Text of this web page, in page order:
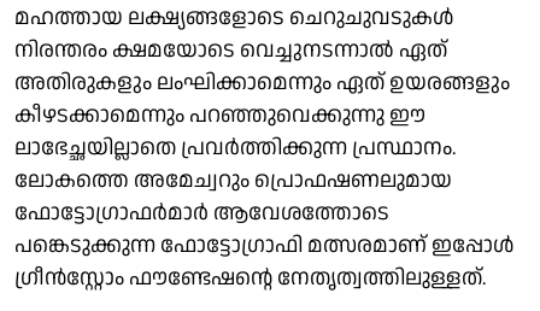
മഹത്തായ ലക്ഷ്യങ്ങളോടെ ചെറുചുവടുകള്‍
നിരന്തരം ക്ഷമയോടെ വെച്ചുനടന്നാല്‍ ഏത്
അതിരുകളും ലംഘിക്കാമെന്നും ഏത് ഉയരങ്ങളും
കീഴടക്കാമെന്നും പറഞ്ഞുവെക്കുന്നു ഈ
ലാഭേച്ഛയില്ലാതെ പ്രവര്‍ത്തിക്കുന്ന പ്രസ്ഥാനം.
ലോകത്തെ അമേച്വറും പ്രൊഫഷണലുമായ
ഫോട്ടോഗ്രാഫര്‍മാര്‍ ആവേശത്തോടെ
പങ്കെടുക്കുന്ന ഫോട്ടോഗ്രാഫി മത്സരമാണ് ഇപ്പോള്‍
ഗ്രീന്‍സ്റ്റോം ഫൗണ്ടേഷന്റെ നേതൃത്വത്തിലുള്ളത്.